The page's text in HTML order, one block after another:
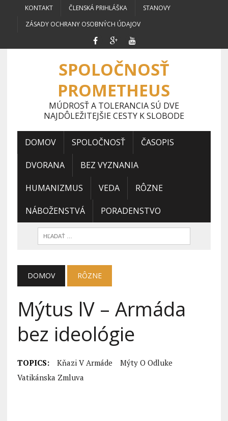
KONTAKT ČLENSKÁ PRIHLÁŠKA
STANOVY
ZÁSADY OCHRANY OSOBNÝCH ÚDAJOV
SPOLOČNOSŤ
PROMETHEUS
MÚDROSŤ A TOLERANCIA SÚ DVE
NAJDÔLEŽITEJŠIE CESTY K SLOBODE
DOMOV SPOLOČNOSŤ ČASOPIS
DVORANA BEZ VYZNANIA
HUMANIZMUS VEDA RÔZNE
NÁBOŽENSTVÁ PORADENSTVO
DOMOV RÔZNE
Mýtus lV – Armáda
bez ideológie
TOPICS: Kňazi V Armáde
Mýty O Odluke
Vatikánska Zmluva